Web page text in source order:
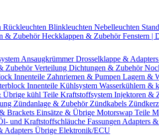
Rückleuchten Blinkleuchten Nebelleuchten
& ZubehörHeckklappen & ZubehörFenstern |
AnsaugkrümmerDrosselklappe & Adapters
ZubehörVerteilung Dichtungen & Zubehör
Innenteile Zahnriemen & Pumpen Lagern &
Innenteile Kühlsystem Wasserkühlern &
Übrige kühl Teile Kraftstoffsystem Injektoren &
Zündanlage & Zubehör Zündkabels
Brackets Einsätze & Übrige Motorswap Teile
und Kraftstoffschläuche Fassungen Adapters
Adapters Übrige Elektronik/ECU